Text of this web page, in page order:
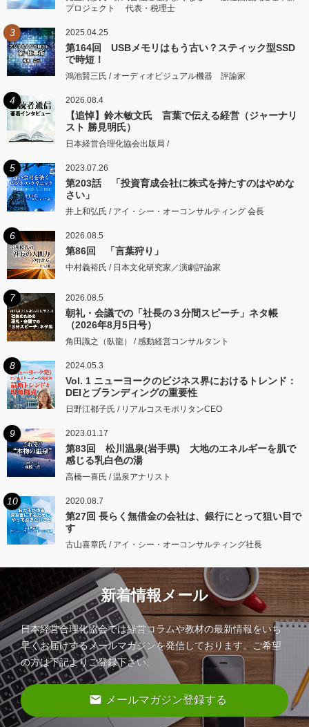
プロジェクト 代表・税理士
3 2025.04.25
第164回 USBメモリはもう古い？スティック型SSD
で時短！
鴻池賢三氏 / オーディオビジュアル機器 評論家
4 2026.08.4
【追悼】鈴木敏文氏 言葉で伝える経営（ジャーナリ
スト 勝見明氏）
日本経営合理化協会出版局 /
5 2023.07.26
第203話 「投資育成会社に株式を持たすのはやめな
さい」
井上和弘氏 / アイ・シー・オーコンサルティング 会長
6 2026.08.5
第86回 「言葉狩り」
中村義裕氏 / 日本文化研究家／演劇評論家
7 2026.08.5
朝礼・会議での「社長の３分間スピーチ」ネタ帳
（2026年8月5日号）
角田識之（臥龍） / 感動経営コンサルタント
8 2024.05.3
Vol. 1 ニューヨークのビジネス界におけるトレンド：
DEIとブランディングの重要性
日野江都子氏 / リアルコスモポリタンCEO
9 2023.01.17
第83回 松川温泉(岩手県) 大地のエネルギーを肌で
感じる乳白色の湯
高橋一喜氏 / 温泉アナリスト
10 2020.08.7
第27回 長らく無借金の会社は、銀行にとって狙い目で
す
古山喜章氏 / アイ・シー・オーコンサルティング社長
新着情報メール
日本経営合理化協会では経営コラムや教材の最新情報をいち
早くお届けするメールマガジンを発信しております。ご希望
の方は下記よりご登録下さい。
email メールマガジン登録する